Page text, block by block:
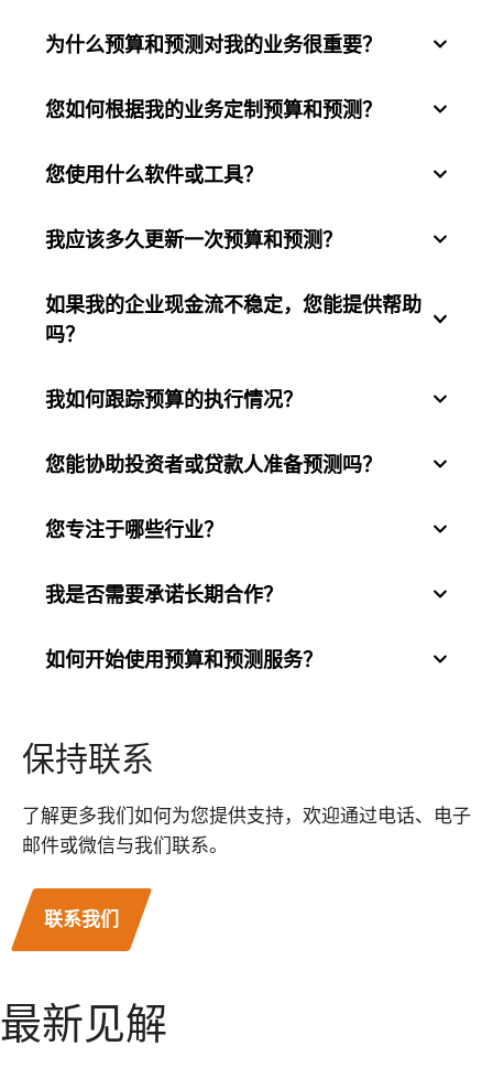
为什么预算和预测对我的业务很重要？
它可以帮助您分配资源，预测风险并做出明智的
您如何根据我的业务定制预算和预测？
我们与您密切合作，了解您的目标、行业挑战和
您使用什么软件或工具？
我们利用领先的财务规划工具，并可以与您现有
我应该多久更新一次预算和预测？
定期更新对于反映您的业务环境变化至关重要。
我们建议每季度更新一次，或根据您的行业和目
如果我的企业现金流不稳定，您能提供帮助
吗？
当然！我们专注于现金流管理和情景规划，帮助
我如何跟踪预算的执行情况？
我们提供 KPI 跟踪和差异分析报告，以便将实际
情况。
您能协助投资者或贷款人准备预测吗？
是的，我们创建符合财务标准并突出您的业务潜
您专注于哪些行业？
我们服务于各种行业，包括零售、医疗保健、技
需求。
我是否需要承诺长期合作？
不，我们的服务非常灵活。您可以与我们合作一
如何开始使用预算和预测服务？
需求的财务计划。
保持联系
了解更多我们如何为您提供支持，欢迎通过电话、电子
邮件或微信与我们联系。
联系我们
最新见解